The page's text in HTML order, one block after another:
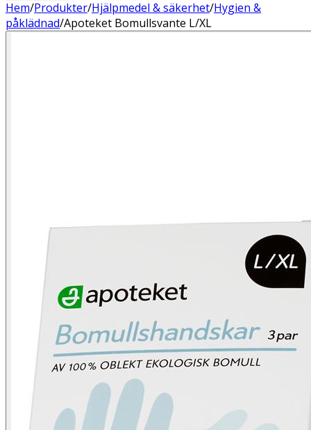
Hem/Produkter/Hjälpmedel & säkerhet/Hygien &
påklädnad/Apoteket Bomullsvante L/XL